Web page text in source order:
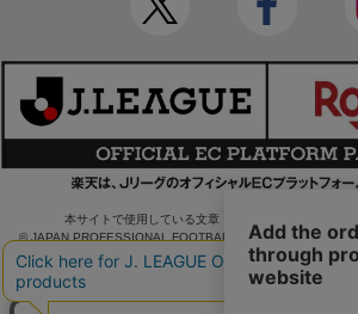
本サイトで使用している文章・画像等の無断での複製
© JAPAN PROFESSIONAL FOOTBALL LEAGUE Rakuten
SERVED.